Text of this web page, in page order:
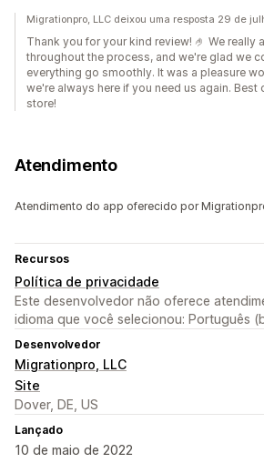
Migrationpro, LLC deixou uma resposta 29 de
Thank you for your kind review! 🤌 We really
throughout the process, and we're glad we
everything go smoothly. It was a pleasure
we're always here if you need us again.
store!
Atendimento
Atendimento do app oferecido por
Recursos
Política de privacidade
Este desenvolvedor não oferece
idioma que você selecionou: Português
Desenvolvedor
Migrationpro, LLC
Site
Dover, DE, US
Lançado
10 de maio de 2022